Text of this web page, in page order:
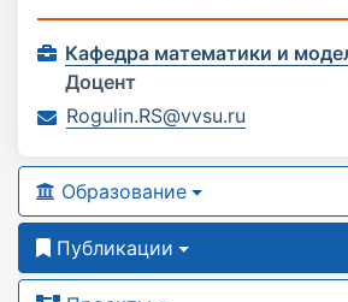
Кафедра математики и
Доцент
Rogulin.RS@vvsu.ru
Образование
Публикации